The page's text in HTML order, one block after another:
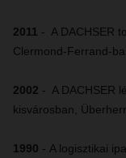
2011 - A DACHSER
Clermond-Ferrand-
2002 - A DACHSER
kisvárosban,
1990 - A logisztikai